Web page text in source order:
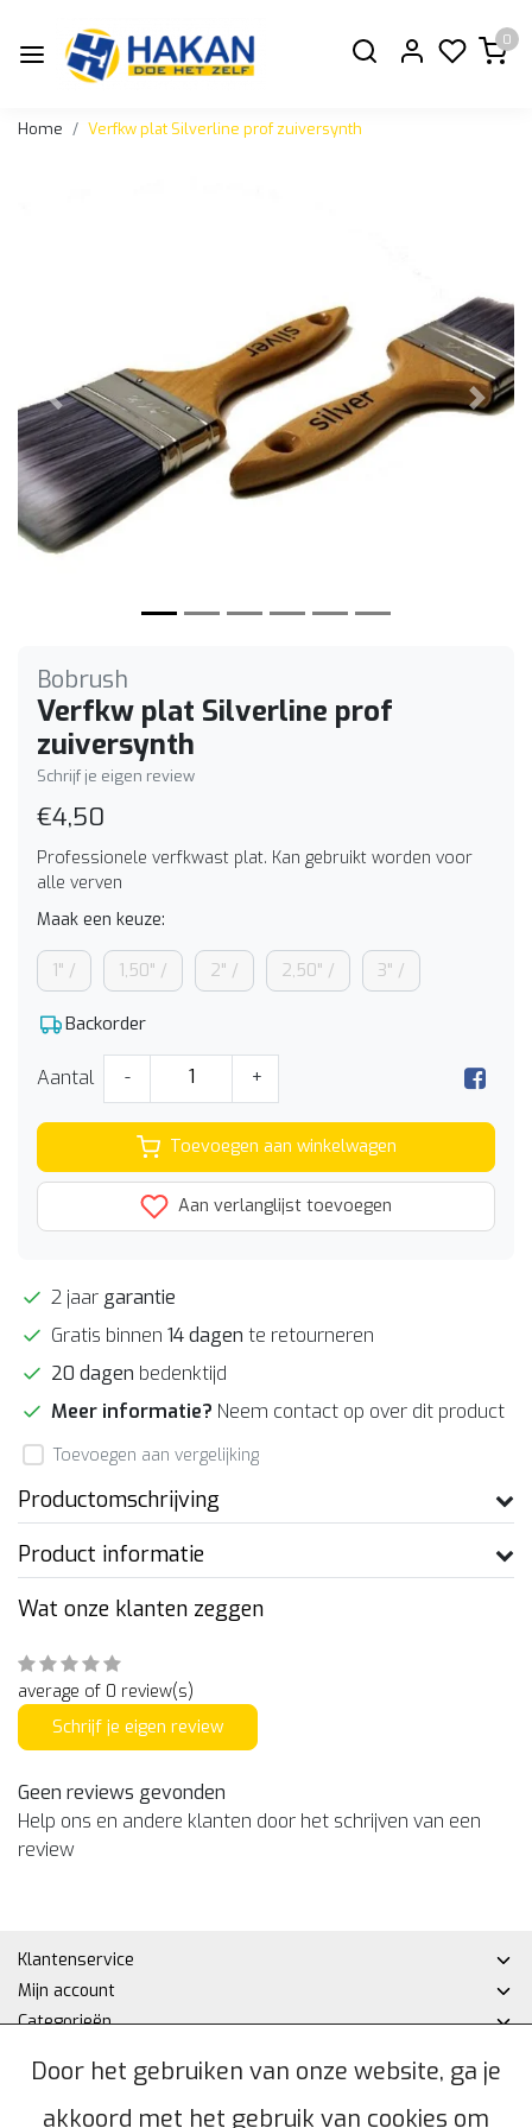
0
Home Verfkw plat Silverline prof zuiversynth
Vorige
Bobrush
Verfkw plat Silverline prof
zuiversynth
Schrijf je eigen review
€4,50
Professionele verfkwast plat. Kan gebruikt worden voor
alle verven
Maak een keuze:
1" / 1,50" / 2" / 2,50" / 3" /
Backorder
Aantal - +
Toevoegen aan winkelwagen
Aan verlanglijst toevoegen
2 jaar garantie
Gratis binnen 14 dagen te retourneren
20 dagen bedenktijd
Meer informatie? Neem contact op over dit product
Toevoegen aan vergelijking
Productomschrijving
Product informatie
Wat onze klanten zeggen
average of 0 review(s)
Schrijf je eigen review
Geen reviews gevonden
Help ons en andere klanten door het schrijven van een
review
Klantenservice
Mijn account
Categorieën
© Copyright 2026 - Hakan DHZ | Realisatie InStijl Media
Door het gebruiken van onze website, ga je
akkoord met het gebruik van cookies om